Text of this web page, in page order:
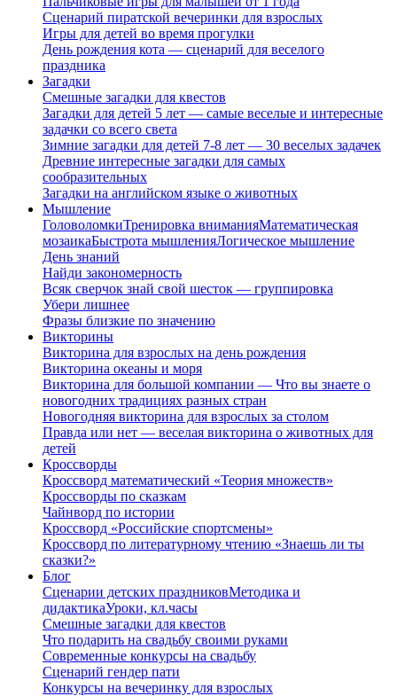
Сценарий пиратской вечеринки для взрослых
Игры для детей во время прогулки
День рождения кота — сценарий для веселого
праздника
Загадки
Смешные загадки для квестов
Загадки для детей 5 лет — самые веселые и интересные
задачки со всего света
Зимние загадки для детей 7-8 лет — 30 веселых задачек
Древние интересные загадки для самых
сообразительных
Загадки на английском языке о животных
Мышление
ГоловоломкиТренировка вниманияМатематическая
мозаикаБыстрота мышленияЛогическое мышление
День знаний
Найди закономерность
Всяк сверчок знай свой шесток — группировка
Убери лишнее
Фразы близкие по значению
Викторины
Викторина для взрослых на день рождения
Викторина океаны и моря
Викторина для большой компании — Что вы знаете о
новогодних традициях разных стран
Новогодняя викторина для взрослых за столом
Правда или нет — веселая викторина о животных для
детей
Кроссворды
Кроссворд математический «Теория множеств»
Кроссворды по сказкам
Чайнворд по истории
Кроссворд «Российские спортсмены»
Кроссворд по литературному чтению «Знаешь ли ты
сказки?»
Блог
Сценарии детских праздниковМетодика и
дидактикаУроки, кл.часы
Смешные загадки для квестов
Что подарить на свадьбу своими руками
Современные конкурсы на свадьбу
Сценарий гендер пати
Конкурсы на вечеринку для взрослых